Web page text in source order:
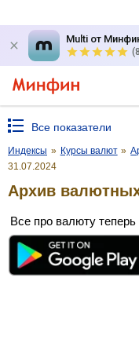
Multi от
Все показатели
Индексы » Курсы валют »
31.07.2024
Архив
Все про валюту